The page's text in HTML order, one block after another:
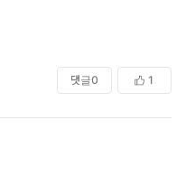
댓글0 1